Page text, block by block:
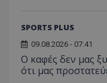
SPORTS PLUS
09.08.2026 - 07:41
Ο καφές δεν μας
ότι μας